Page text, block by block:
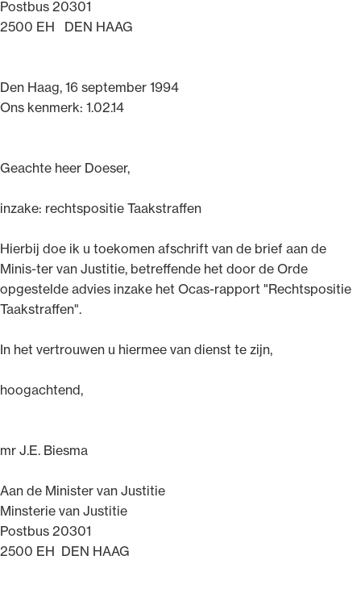
Postbus 20301
2500 EH DEN HAAG
Den Haag, 16 september 1994
Ons kenmerk: 1.02.14
Geachte heer Doeser,
inzake: rechtspositie Taakstraffen
Hierbij doe ik u toekomen afschrift van de brief aan de
Minis-ter van Justitie, betreffende het door de Orde
opgestelde advies inzake het Ocas-rapport "Rechtspositie
Taakstraffen".
In het vertrouwen u hiermee van dienst te zijn,
hoogachtend,
mr J.E. Biesma
Aan de Minister van Justitie
Minsterie van Justitie
Postbus 20301
2500 EH DEN HAAG